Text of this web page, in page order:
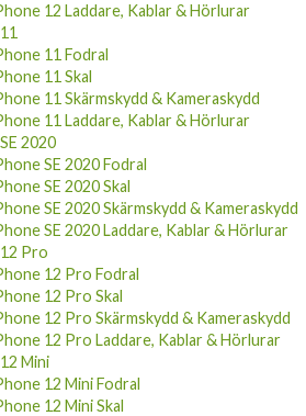
12 Laddare, Kablar & Hörlurar
11 Fodral
11 Skal
11 Skärmskydd & Kameraskydd
11 Laddare, Kablar & Hörlurar
2020
SE 2020 Fodral
SE 2020 Skal
SE 2020 Skärmskydd & Kameraskydd
SE 2020 Laddare, Kablar & Hörlurar
Pro
12 Pro Fodral
12 Pro Skal
12 Pro Skärmskydd & Kameraskydd
12 Pro Laddare, Kablar & Hörlurar
Mini
12 Mini Fodral
12 Mini Skal